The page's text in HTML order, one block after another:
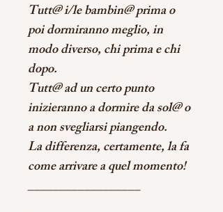
Tutt@ i/le bambin@ prima o
poi dormiranno meglio, in
modo diverso, chi prima e chi
dopo.
Tutt@ ad un certo punto
inizieranno a dormire da sol@ o
a non svegliarsi piangendo.
La differenza, certamente, la fa
come arrivare a quel momento!
__________________